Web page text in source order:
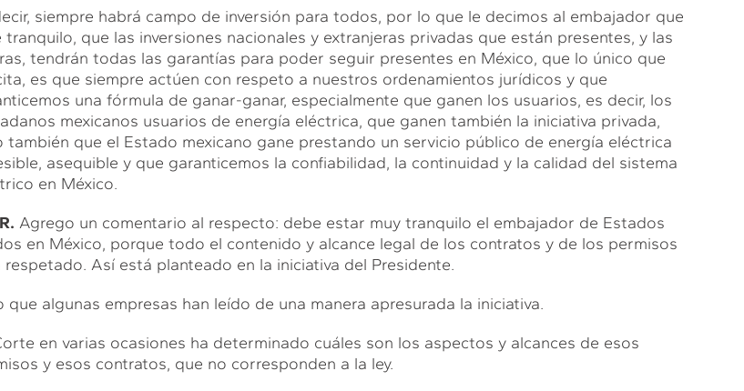
siempre habrá campo de inversión para todos, por lo que le decimos al embajador que
tranquilo, que las inversiones nacionales y extranjeras privadas que están presentes, y las
tendrán todas las garantías para poder seguir presentes en México, que lo único que
es que siempre actúen con respeto a nuestros ordenamientos jurídicos y que
una fórmula de ganar-ganar, especialmente que ganen los usuarios, es decir, los
mexicanos usuarios de energía eléctrica, que ganen también la iniciativa privada,
también que el Estado mexicano gane prestando un servicio público de energía eléctrica
asequible y que garanticemos la confiabilidad, la continuidad y la calidad del sistema
en México.
Agrego un comentario al respecto: debe estar muy tranquilo el embajador de Estados
en México, porque todo el contenido y alcance legal de los contratos y de los permisos
respetado. Así está planteado en la iniciativa del Presidente.
que algunas empresas han leído de una manera apresurada la iniciativa.
en varias ocasiones ha determinado cuáles son los aspectos y alcances de esos
y esos contratos, que no corresponden a la ley.